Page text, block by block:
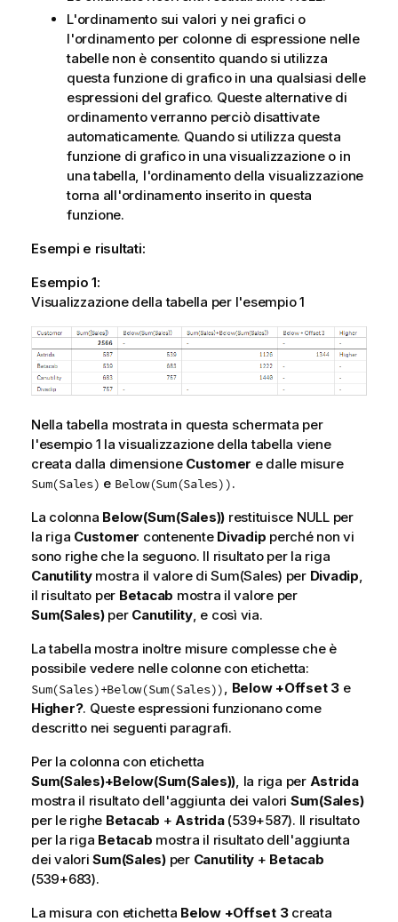
t
i
c
a
L'ordinamento sui valori y nei grafici o
l'ordinamento per colonne di espressione nelle
tabelle non è consentito quando si utilizza
questa funzione di grafico in una qualsiasi delle
espressioni del grafico. Queste alternative di
ordinamento verranno perciò disattivate
automaticamente. Quando si utilizza questa
funzione di grafico in una visualizzazione o in
una tabella, l'ordinamento della visualizzazione
torna all'ordinamento inserito in questa
funzione.
Esempi e risultati:
Esempio 1:
Visualizzazione della tabella per l'esempio 1
Nella tabella mostrata in questa schermata per
l'esempio 1 la visualizzazione della tabella viene
creata dalla dimensione Customer e dalle misure
Sum(Sales) e Below(Sum(Sales)).
La colonna Below(Sum(Sales)) restituisce NULLper
la riga Customer contenente Divadip perché non vi
sono righe che la seguono. Il risultato per la riga
Canutilitymostra il valore diSum(Sales) per Divadip,
il risultato per Betacab mostra il valore per
Sum(Sales)per Canutility, e così via.
La tabella mostra inoltre misure complesse che è
possibile vedere nelle colonne con etichetta:
Sum(Sales)+Below(Sum(Sales)), Below +Offset 3e
Higher?. Queste espressioni funzionano come
descritto nei seguenti paragrafi.
Per la colonna con etichetta
Sum(Sales)+Below(Sum(Sales)), la riga per Astrida
mostra il risultato dell'aggiunta dei valori Sum(Sales)
per le righe Betacab +Astrida(539+587). Il risultato
per la riga Betacab mostra il risultato dell'aggiunta
dei valoriSum(Sales)per Canutility + Betacab
(539+683).
La misura con etichetta Below +Offset 3creata